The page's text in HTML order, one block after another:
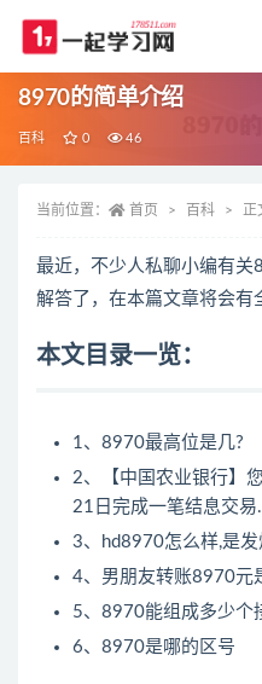
8970的简单介绍
百科 0 46
当前位置： 首页 百科 正
最近，不少人私聊小编有
解答了，在本篇文章将会有
本文目录一览：
1、8970最高位是几?
2、【中国农业银行】
21日完成一笔结息交
3、hd8970怎么样,是
4、男朋友转账8970元
5、8970能组成多少个
6、8970是哪的区号